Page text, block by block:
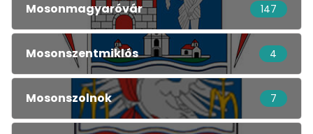
Mosonmagyaróvár 147
Mosonszentmiklós 4
Mosonszolnok 7